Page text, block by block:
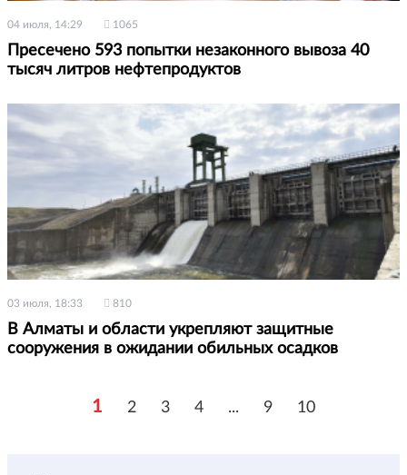
04 июля, 14:29 1065
Пресечено 593 попытки незаконного вывоза 40
тысяч литров нефтепродуктов
03 июля, 18:33 810
В Алматы и области укрепляют защитные
сооружения в ожидании обильных осадков
1 2 3 4 ... 9 10